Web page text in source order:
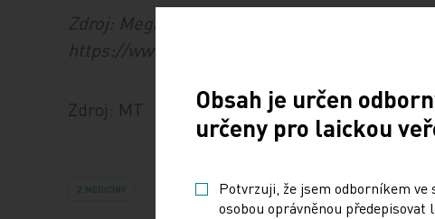
Zdroj: Megan Brooks pro Medscape
https://www.medscape.com/viewarticle/
Zdroj: MT
Z MEDICÍNY
Obsah je určen
určeny pro laickou
Potvrzuji, že jsem odborníkem ve
osobou oprávněnou předepisovat